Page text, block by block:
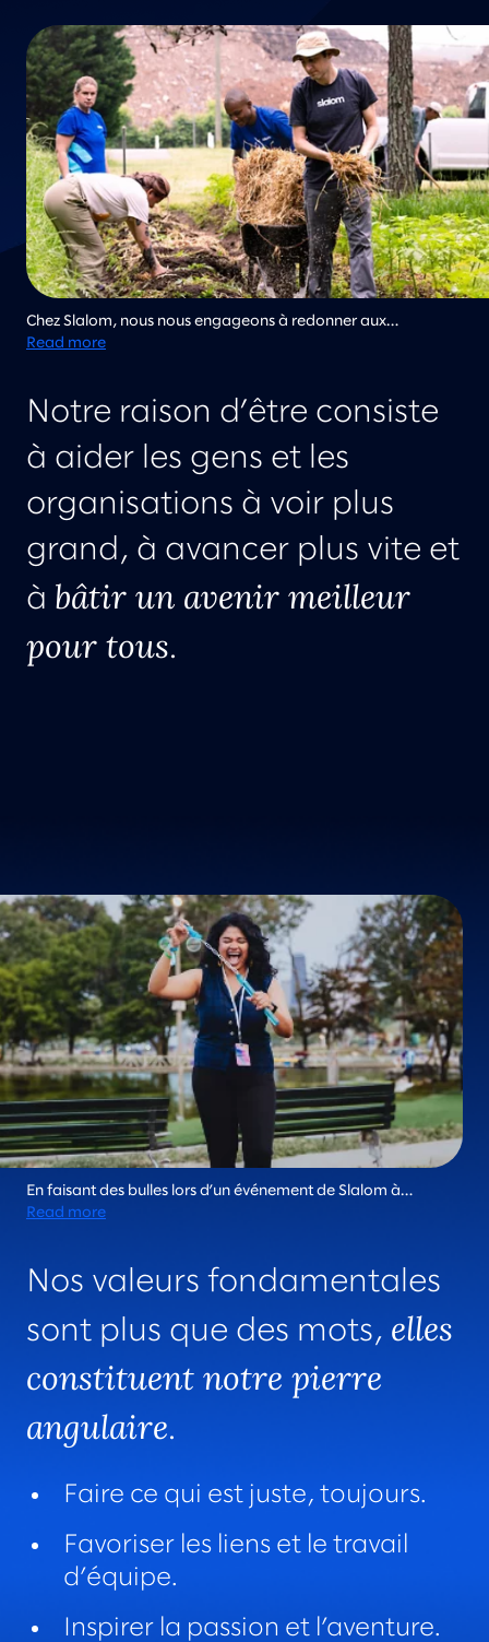
Notre raison d’être consiste
à aider les gens et les
organisations à voir plus
grand, à avancer plus vite et
à bâtir un avenir meilleur
pour tous.
Chez Slalom, nous nous engageons à redonner aux
collectivités au sein desquelles nous vivons et travaillons, et
Atlanta travaillent ensemble au nettoyage d’un jardin
Read more
Nos valeurs fondamentales
sont plus que des mots, elles
constituent notre pierre
angulaire.
Faire ce qui est juste, toujours.
Favoriser les liens et le travail
d’équipe.
Inspirer la passion et l’aventure.
En faisant des bulles lors d’un événement de Slalom à
Chicago, le conseiller Lavi Rajan incarne l’essence
semons de la joie au passage.
Read more